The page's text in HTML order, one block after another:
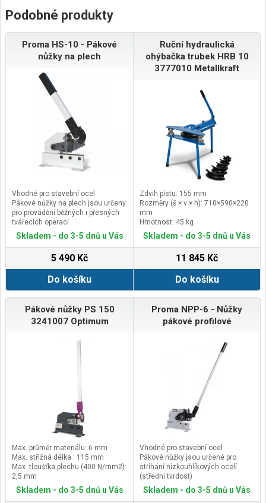
Podobné produkty
Proma HS-10 - Pákové
nůžky na plech
Vhodné pro stavební ocel
Pákové nůžky na plech jsou určeny
pro provádění běžných i přesných
tvářecích operací
Tuhá a masivní konstrukce nůžek
zabezpečuje dostatečně kvalitní
materiálech z oceli a barevných
kovů různého profilu - kruhového,
čtyřhranného, plochého a dalších
Skladem - do 3-5 dnů u Vás
5 490 Kč
Do košíku
Ruční hydraulická
ohýbačka trubek HRB 10
3777010 Metallkraft
Zdvih pístu: 155 mm
Rozměry (š × v × h): 710×590×220
mm
Hmotnost: 45 kg
Skladem - do 3-5 dnů u Vás
11 845 Kč
Do košíku
Pákové nůžky PS 150
3241007 Optimum
Max. průměr materiálu: 6 mm
Max. střižná délka : 115 mm
Max. tloušťka plechu (400 N/mm2):
2,5 mm
Rozměry (š × v × h): 325×960×120
mm
Skladem - do 3-5 dnů u Vás
Proma NPP-6 - Nůžky
pákové profilové
Vhodné pro stavební ocel
Pákové nůžky jsou určené pro
stříhání nízkouhlíkových ocelí
(střední tvrdost)
Pákové nůžky jsou určeny pro
provádění běžných i přesných
Skladem - do 3-5 dnů u Vás